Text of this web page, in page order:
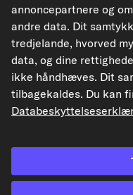
De data, der præsenteres her,
Gengivelse og distribution af
TecAlliance og/eller involvering
forbudt. Enhver uautoriseret
ophavsretten og kan resultere i
Tilbagekaldelse
annoncepartnere og
andre data. Dit
tredjelande, hvorved
data, og dine
ikke håndhæves. Dit
tilbagekaldes. Du kan